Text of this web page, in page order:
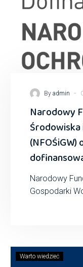
By admin -
Narodowy
Narodowy
Gospodarki
Warto wiedzieć